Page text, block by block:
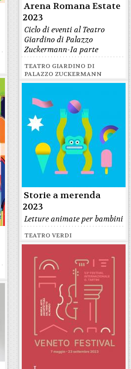
Arena Romana Estate
2023
Ciclo di eventi al Teatro
Giardino di Palazzo
Zuckermann-Ia parte
TEATRO GIARDINO DI
PALAZZO ZUCKERMANN
Storie a merenda
2023
Letture animate per bambini
TEATRO VERDI